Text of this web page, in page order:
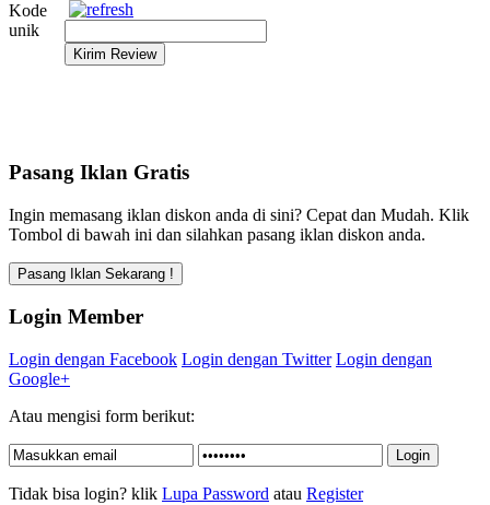
Kode
unik
Pasang Iklan Gratis
Ingin memasang iklan diskon anda di sini? Cepat dan Mudah. Klik
Tombol di bawah ini dan silahkan pasang iklan diskon anda.
Login Member
Login dengan Facebook Login dengan Twitter Login dengan
Google+
Atau mengisi form berikut:
Tidak bisa login? klik Lupa Password atau Register